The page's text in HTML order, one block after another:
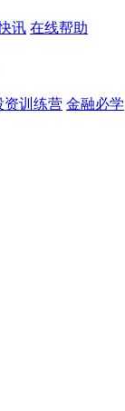
讯 在线帮助
资训练营 金融必学